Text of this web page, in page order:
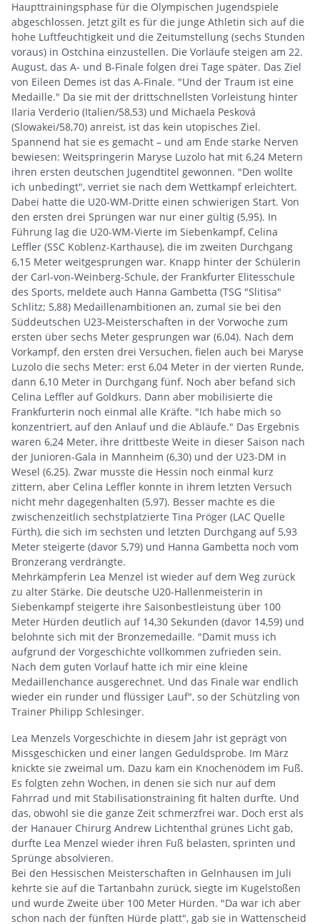
Haupttrainingsphase für die Olympischen Jugendspiele
abgeschlossen. Jetzt gilt es für die junge Athletin sich auf die
hohe Luftfeuchtigkeit und die Zeitumstellung (sechs Stunden
voraus) in Ostchina einzustellen. Die Vorläufe steigen am 22.
August, das A- und B-Finale folgen drei Tage später. Das Ziel
von Eileen Demes ist das A-Finale. "Und der Traum ist eine
Medaille." Da sie mit der drittschnellsten Vorleistung hinter
Ilaria Verderio (Italien/58,53) und Michaela Pesková
(Slowakei/58,70) anreist, ist das kein utopisches Ziel.
Spannend hat sie es gemacht – und am Ende starke Nerven
bewiesen: Weitspringerin Maryse Luzolo hat mit 6,24 Metern
ihren ersten deutschen Jugendtitel gewonnen. "Den wollte
ich unbedingt", verriet sie nach dem Wettkampf erleichtert.
Dabei hatte die U20-WM-Dritte einen schwierigen Start. Von
den ersten drei Sprüngen war nur einer gültig (5,95). In
Führung lag die U20-WM-Vierte im Siebenkampf, Celina
Leffler (SSC Koblenz-Karthause), die im zweiten Durchgang
6,15 Meter weitgesprungen war. Knapp hinter der Schülerin
der Carl-von-Weinberg-Schule, der Frankfurter Elitesschule
des Sports, meldete auch Hanna Gambetta (TSG "Slitisa"
Schlitz; 5,88) Medaillenambitionen an, zumal sie bei den
Süddeutschen U23-Meisterschaften in der Vorwoche zum
ersten über sechs Meter gesprungen war (6,04). Nach dem
Vorkampf, den ersten drei Versuchen, fielen auch bei Maryse
Luzolo die sechs Meter: erst 6,04 Meter in der vierten Runde,
dann 6,10 Meter in Durchgang fünf. Noch aber befand sich
Celina Leffler auf Goldkurs. Dann aber mobilisierte die
Frankfurterin noch einmal alle Kräfte. "Ich habe mich so
konzentriert, auf den Anlauf und die Abläufe." Das Ergebnis
waren 6,24 Meter, ihre drittbeste Weite in dieser Saison nach
der Junioren-Gala in Mannheim (6,30) und der U23-DM in
Wesel (6,25). Zwar musste die Hessin noch einmal kurz
zittern, aber Celina Leffler konnte in ihrem letzten Versuch
nicht mehr dagegenhalten (5,97). Besser machte es die
zwischenzeitlich sechstplatzierte Tina Pröger (LAC Quelle
Fürth), die sich im sechsten und letzten Durchgang auf 5,93
Meter steigerte (davor 5,79) und Hanna Gambetta noch vom
Bronzerang verdrängte.
Mehrkämpferin Lea Menzel ist wieder auf dem Weg zurück
zu alter Stärke. Die deutsche U20-Hallenmeisterin in
Siebenkampf steigerte ihre Saisonbestleistung über 100
Meter Hürden deutlich auf 14,30 Sekunden (davor 14,59) und
belohnte sich mit der Bronzemedaille. "Damit muss ich
aufgrund der Vorgeschichte vollkommen zufrieden sein.
Nach dem guten Vorlauf hatte ich mir eine kleine
Medaillenchance ausgerechnet. Und das Finale war endlich
wieder ein runder und flüssiger Lauf", so der Schützling von
Trainer Philipp Schlesinger.
Lea Menzels Vorgeschichte in diesem Jahr ist geprägt von
Missgeschicken und einer langen Geduldsprobe. Im März
knickte sie zweimal um. Dazu kam ein Knochenödem im Fuß.
Es folgten zehn Wochen, in denen sie sich nur auf dem
Fahrrad und mit Stabilisationstraining fit halten durfte. Und
das, obwohl sie die ganze Zeit schmerzfrei war. Doch erst als
der Hanauer Chirurg Andrew Lichtenthal grünes Licht gab,
durfte Lea Menzel wieder ihren Fuß belasten, sprinten und
Sprünge absolvieren.
Bei den Hessischen Meisterschaften in Gelnhausen im Juli
kehrte sie auf die Tartanbahn zurück, siegte im Kugelstoßen
und wurde Zweite über 100 Meter Hürden. "Da war ich aber
schon nach der fünften Hürde platt", gab sie in Wattenscheid